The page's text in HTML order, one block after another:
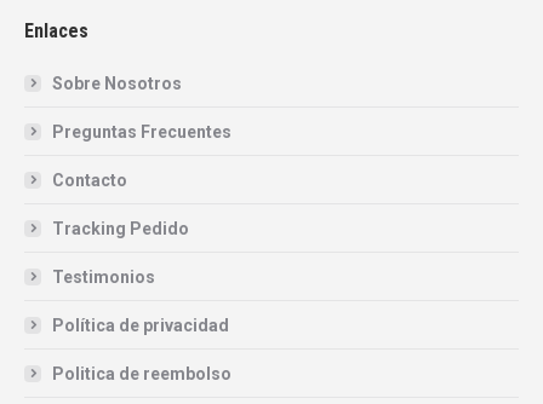
Enlaces
Sobre Nosotros
Preguntas Frecuentes
Contacto
Tracking Pedido
Testimonios
Política de privacidad
Politica de reembolso